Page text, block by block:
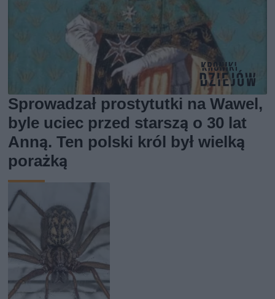
Sprowadzał prostytutki na Wawel,
byle uciec przed starszą o 30 lat
Anną. Ten polski król był wielką
porażką